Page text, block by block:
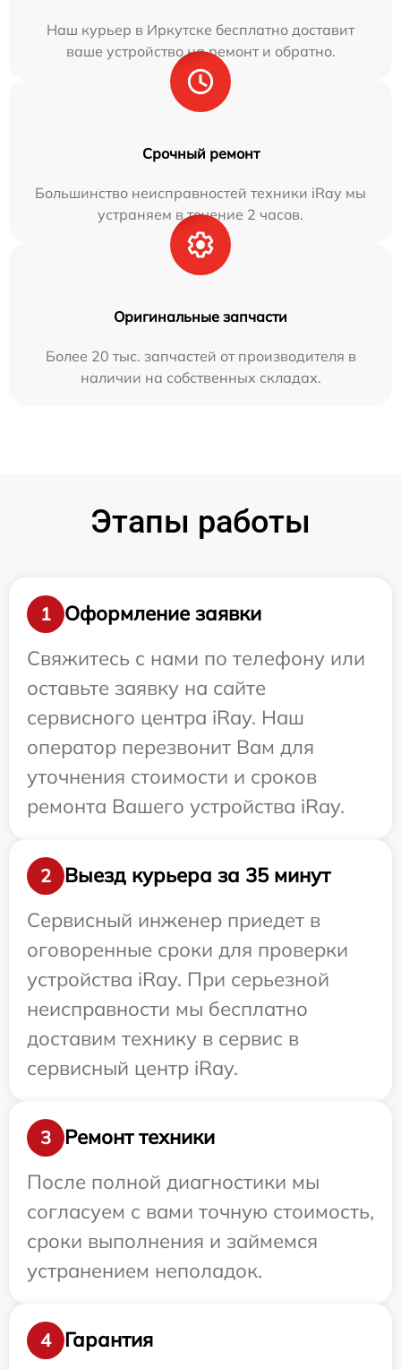
Наш курьер в Иркутске бесплатно доставит
ваше устройство на ремонт и обратно.
Срочный ремонт
Большинство неисправностей техники iRay мы
устраняем в течение 2 часов.
Оригинальные запчасти
Более 20 тыс. запчастей от производителя в
наличии на собственных складах.
Этапы работы
1
Оформление заявки
Свяжитесь с нами по телефону или
оставьте заявку на сайте
сервисного центра iRay. Наш
оператор перезвонит Вам для
уточнения стоимости и сроков
ремонта Вашего устройства iRay.
2
Выезд курьера за 35 минут
Сервисный инженер приедет в
оговоренные сроки для проверки
устройства iRay. При серьезной
неисправности мы бесплатно
доставим технику в сервис в
сервисный центр iRay.
3
Ремонт техники
После полной диагностики мы
согласуем с вами точную стоимость,
сроки выполнения и займемся
устранением неполадок.
4 Гарантия